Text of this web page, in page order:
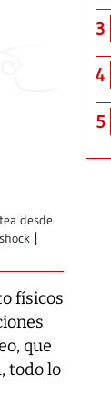
desde
físicos
que
todo lo
3
4
5